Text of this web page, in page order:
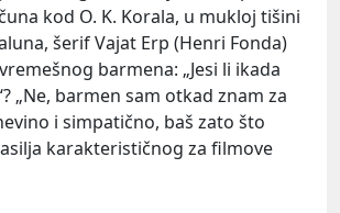
kod O. K. Korala, u mukloj tišini
šerif Vajat Erp (Henri Fonda)
barmena: „Jesi li ikada
„Ne, barmen sam otkad znam za
i simpatično, baš zato što
karakterističnog za filmove